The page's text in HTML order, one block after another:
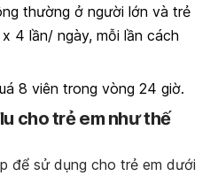
thường ở người lớn và trẻ
4 lần/ ngày, mỗi lần cách
8 viên trong vòng 24 giờ.
cho trẻ em như thế
để sử dụng cho trẻ em dưới